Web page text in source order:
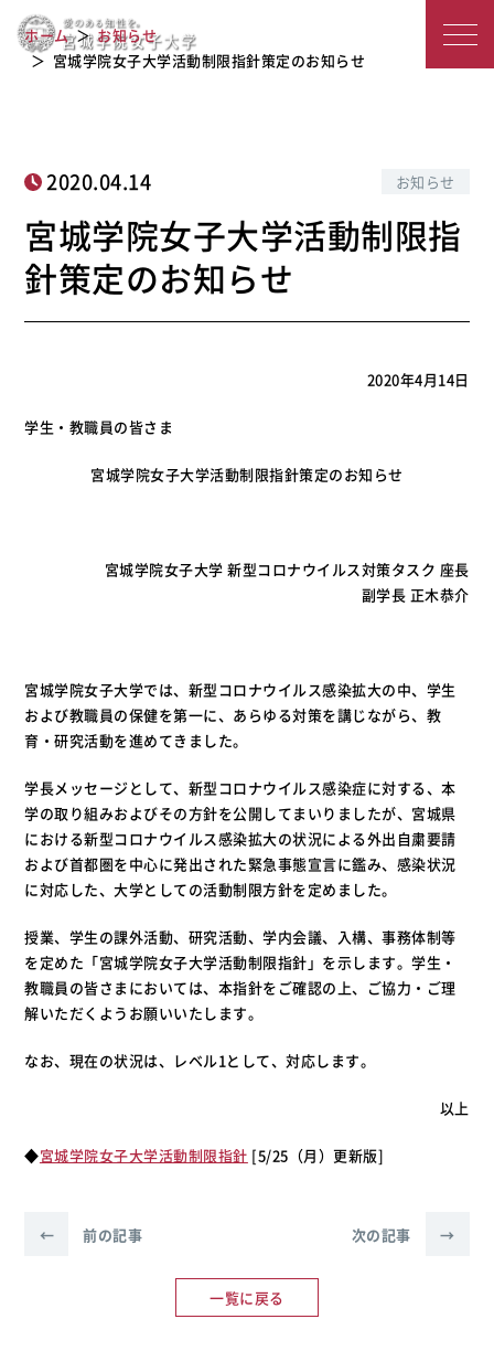
城
子
大
学
宮城学院女子大学活動制限指針策定の
お知らせ
ホーム
お知らせ
宮城学院女子大学活動制限指針策定のお知らせ
2020.04.14 お知らせ
宮城学院女子大学活動制限指
針策定のお知らせ
2020年4月14日
学生・教職員の皆さま
宮城学院女子大学活動制限指針策定のお知らせ
宮城学院女子大学 新型コロナウイルス対策タスク 座長
副学長 正木恭介
宮城学院女子大学では、新型コロナウイルス感染拡大の中、学生
および教職員の保健を第一に、あらゆる対策を講じながら、教
育・研究活動を進めてきました。
学長メッセージとして、新型コロナウイルス感染症に対する、本
学の取り組みおよびその方針を公開してまいりましたが、宮城県
における新型コロナウイルス感染拡大の状況による外出自粛要請
および首都圏を中心に発出された緊急事態宣言に鑑み、感染状況
に対応した、大学としての活動制限方針を定めました。
授業、学生の課外活動、研究活動、学内会議、入構、事務体制等
を定めた「宮城学院女子大学活動制限指針」を示します。学生・
教職員の皆さまにおいては、本指針をご確認の上、ご協力・ご理
解いただくようお願いいたします。
なお、現在の状況は、レベル1として、対応します。
以上
◆宮城学院女子大学活動制限指針 [5/25（月）更新版]
← 前の記事
一覧に戻る
次の記事 →